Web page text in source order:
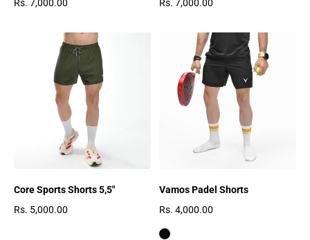
Rs. 7,000.00 Rs. 7,000.00
Core Sports Shorts 5,5"
Rs. 5,000.00
Vamos Padel Shorts
Rs. 4,000.00